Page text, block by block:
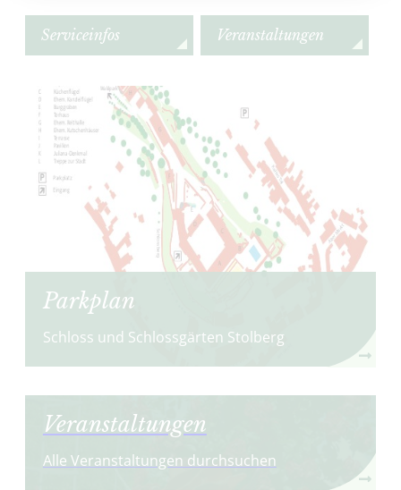
Serviceinfos Veranstaltungen
Parkplan
Schloss und Schlossgärten Stolberg
Veranstaltungen
Alle Veranstaltungen durchsuchen